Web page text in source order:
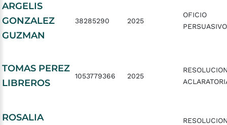
ARGELIS
GONZALEZ
GUZMAN
38285290 2025
OFICIO
PERSUASIVO
TOMAS PEREZ
LIBREROS
1053779366 2025
ROSALIA